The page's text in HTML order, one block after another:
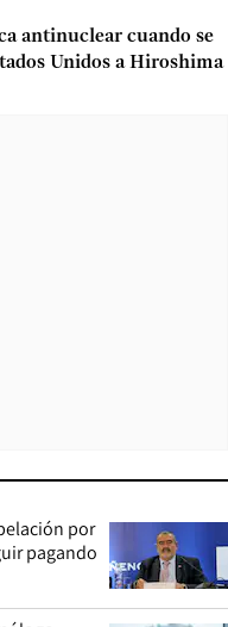
antinuclear cuando se
Unidos a Hiroshima
por
pagando